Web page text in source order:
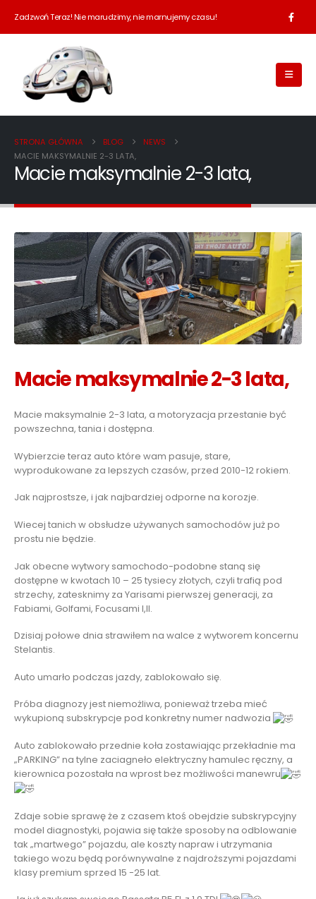
Zadzwoń Teraz! Nie marudzimy, nie marnujemy czasu!
STRONA GŁÓWNA BLOG
NEWS
MACIE MAKSYMALNIE 2-3 LATA,
Macie maksymalnie 2-3 lata,
Macie maksymalnie 2-3 lata,
Macie maksymalnie 2-3 lata, a motoryzacja przestanie być
powszechna, tania i dostępna.
Wybierzcie teraz auto które wam pasuje, stare,
wyprodukowane za lepszych czasów, przed 2010-12 rokiem.
Jak najprostsze, i jak najbardziej odporne na korozje.
Wiecej tanich w obsłudze używanych samochodów już po
prostu nie będzie.
Jak obecne wytwory samochodo-podobne staną się
dostępne w kwotach 10 – 25 tysiecy złotych, czyli trafią pod
strzechy, zatesknimy za Yarisami pierwszej generacji, za
Fabiami, Golfami, Focusami I,II.
Dzisiaj połowe dnia strawiłem na walce z wytworem koncernu
Stelantis.
Auto umarło podczas jazdy, zablokowało się.
Próba diagnozy jest niemożliwa, ponieważ trzeba mieć
wykupioną subskrypcje pod konkretny numer nadwozia
Auto zablokowało przednie koła zostawiając przekładnie ma
„PARKING” na tylne zaciagneło elektryczny hamulec ręczny, a
kierownica pozostała na wprost bez możliwości manewru
Zdaje sobie sprawę że z czasem ktoś obejdzie subskrypcyjny
model diagnostyki, pojawia się także sposoby na odblowanie
tak „martwego” pojazdu, ale koszty napraw i utrzymania
takiego wozu będą porównywalne z najdroższymi pojazdami
klasy premium sprzed 15 -25 lat.